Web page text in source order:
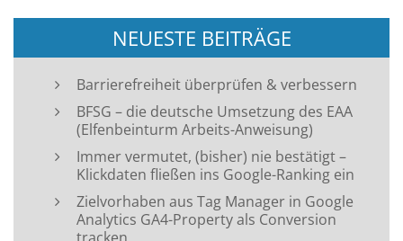
NEUESTE BEITRÄGE
Barrierefreiheit überprüfen & verbessern
BFSG – die deutsche Umsetzung des EAA
(Elfenbeinturm Arbeits-Anweisung)
Immer vermutet, (bisher) nie bestätigt –
Klickdaten fließen ins Google-Ranking ein
Zielvorhaben aus Tag Manager in Google
Analytics GA4-Property als Conversion